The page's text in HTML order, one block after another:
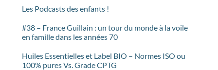
Les Podcasts des enfants !
#38 – France Guillain : un tour du monde à la voile
en famille dans les années 70
Huiles Essentielles et Label BIO – Normes ISO ou
100% pures Vs. Grade CPTG